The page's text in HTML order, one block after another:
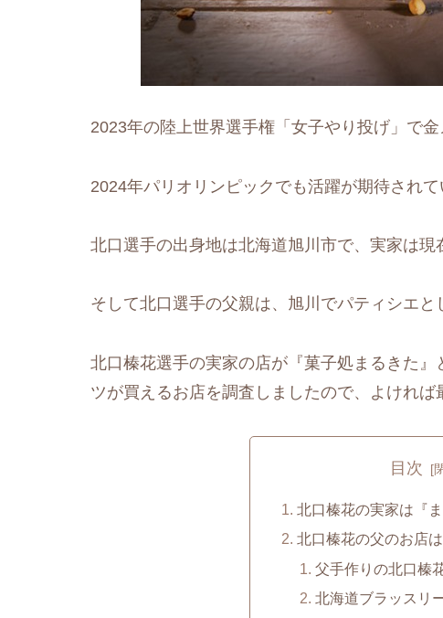
2023年の陸上世界選手権「女子やり投げ」で
2024年パリオリンピックでも活躍が期待されて
北口選手の出身地は北海道旭川市で、実家は現
そして北口選手の父親は、旭川でパティシエと
北口榛花選手の実家の店が『菓子処まるきた
ツが買えるお店を調査しましたので、よければ
目次
北口榛花の実家は『
北口榛花の父のお店
父手作りの北口榛
北海道ブラッスリ